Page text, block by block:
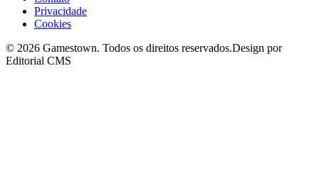
Privacidade
Cookies
© 2026 Gamestown. Todos os direitos reservados.Design por
Editorial CMS